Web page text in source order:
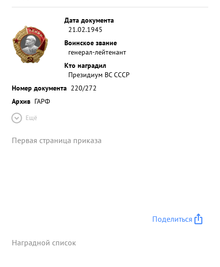
Дата документа
21.02.1945
Воинское звание
генерал-лейтенант
Кто наградил
Президиум ВС СССР
Номер документа 220/272
Архив ГАРФ
Ещё
Первая страница приказа
Поделиться
Наградной список